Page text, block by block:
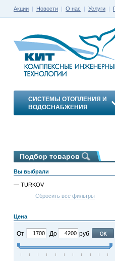
Акции | Новости | О нас | Услуги |
СИСТЕМЫ ОТОПЛЕНИЯ И
ВОДОСНАБЖЕНИЯ
Подбор товаров
Вы выбрали
— TURKOV
Сбросить все фильтры
Цена
От До руб